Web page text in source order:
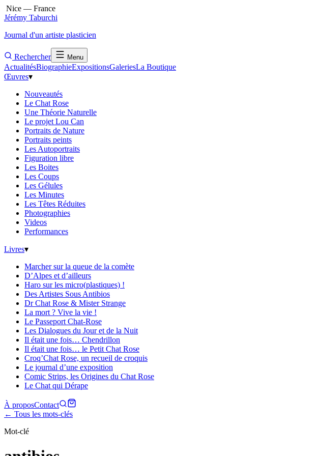
Nice — France
Jérémy Taburchi
Journal d'un artiste plasticien
Rechercher Menu
ActualitésBiographieExpositionsGaleriesLa Boutique
Œuvres▾
Nouveautés
Le Chat Rose
Une Théorie Naturelle
Le projet Lou Can
Portraits de Nature
Portraits peints
Les Autoportraits
Figuration libre
Les Boites
Les Coups
Les Gélules
Les Minutes
Les Têtes Réduites
Photographies
Videos
Performances
Livres▾
Marcher sur la queue de la comète
D’Alpes et d’ailleurs
Haro sur les micro(plastiques) !
Des Artistes Sous Antibios
Dr Chat Rose & Mister Strange
La mort ? Vive la vie !
Le Passeport Chat-Rose
Les Dialogues du Jour et de la Nuit
Il était une fois… Chendrillon
Il était une fois… le Petit Chat Rose
Croq’Chat Rose, un recueil de croquis
Le journal d’une exposition
Comic Strips, les Origines du Chat Rose
Le Chat qui Dérape
À proposContact
← Tous les mots-clés
Mot-clé